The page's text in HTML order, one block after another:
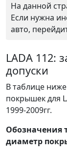
На данной
Если нужна
авто,
LADA 112:
допуски
В таблице
покрышек для
1999-2009гг.
Обозначения
диаметр